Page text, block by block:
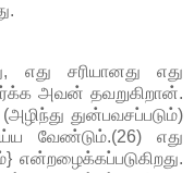
எது சரியானது எது
அவன் தவறுகிறான்.
துன்பவசப்படும்)
வேண்டும்.(26) எது
என்றழைக்கப்படுகிறது.